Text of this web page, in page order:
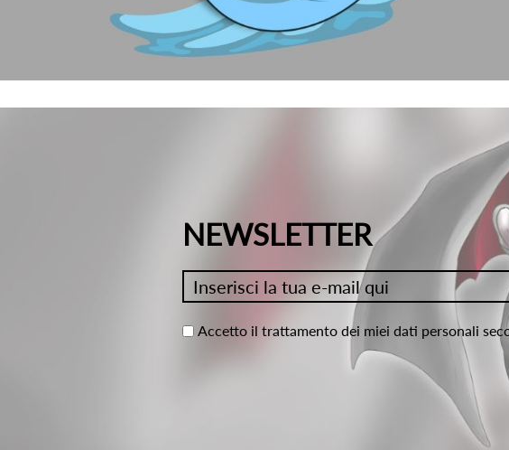
NEWSLETTER
Accetto il trattamento dei miei dati personali